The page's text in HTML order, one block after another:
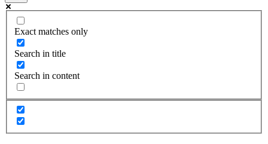
Exact matches only
Search in title
Search in content